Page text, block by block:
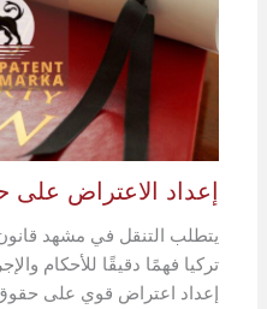
إعداد الاعتراض
يتطلب التنقل في مشهد
تركيا فهمًا دقيقًا للأحكام